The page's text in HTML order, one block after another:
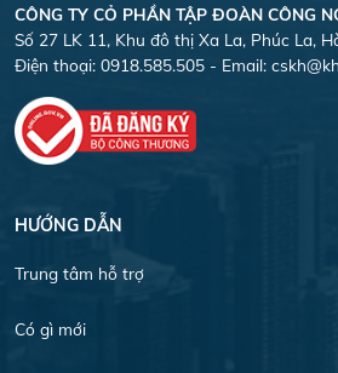
CÔNG TY CỎ PHẦN TẬP ĐOÀN CÔNG
Số 27 LK 11, Khu đô thị Xa La, Phúc La,
Điện thoại: 0918.585.505 - Email:
HƯỚNG DẪN
Trung tâm hỗ trợ
Có gì mới